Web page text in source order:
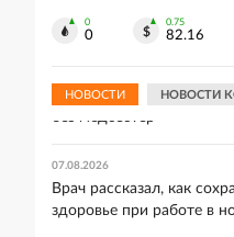
0
0
0.75
82.16
НОВОСТИ НОВОСТИ
киевские больницы
без медсестер
07.08.2026
Врач рассказал, как
здоровье при работе в